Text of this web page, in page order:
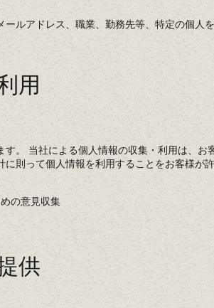
ルアドレス、職業、勤務先等、特定の個人
用
。 当社による個人情報の収集・利用は、お
則って個人情報を利用することをお客様が
の意見収集
供